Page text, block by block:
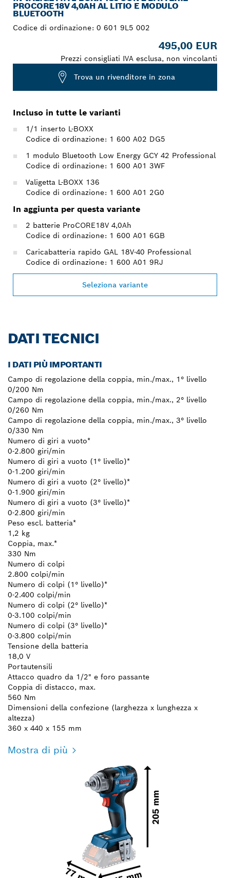
PROCORE18V 4,0AH AL LITIO E MODULO
BLUETOOTH
Codice di ordinazione: 0 601 9L5 002
495,00 EUR
Prezzi consigliati IVA esclusa, non vincolanti
Trova un rivenditore in zona
Incluso in tutte le varianti
1/1 inserto L-BOXX
Codice di ordinazione: 1 600 A02 DG5
1 modulo Bluetooth Low Energy GCY 42 Professional
Codice di ordinazione: 1 600 A01 3WF
Valigetta L-BOXX 136
Codice di ordinazione: 1 600 A01 2G0
In aggiunta per questa variante
2 batterie ProCORE18V 4,0Ah
Codice di ordinazione: 1 600 A01 6GB
Caricabatteria rapido GAL 18V-40 Professional
Codice di ordinazione: 1 600 A01 9RJ
Seleziona variante
DATI TECNICI
I DATI PIÙ IMPORTANTI
Campo di regolazione della coppia, min./max., 1° livello
0/200 Nm
Campo di regolazione della coppia, min./max., 2° livello
0/260 Nm
Campo di regolazione della coppia, min./max., 3° livello
0/330 Nm
Numero di giri a vuoto*
0-2.800 giri/min
Numero di giri a vuoto (1° livello)*
0-1.200 giri/min
Numero di giri a vuoto (2° livello)*
0-1.900 giri/min
Numero di giri a vuoto (3° livello)*
0-2.800 giri/min
Peso escl. batteria*
1,2 kg
Coppia, max.*
330 Nm
Numero di colpi
2.800 colpi/min
Numero di colpi (1° livello)*
0-2.400 colpi/min
Numero di colpi (2° livello)*
0-3.100 colpi/min
Numero di colpi (3° livello)*
0-3.800 colpi/min
Tensione della batteria
18,0 V
Portautensili
Attacco quadro da 1/2" e foro passante
Coppia di distacco, max.
560 Nm
Dimensioni della confezione (larghezza x lunghezza x
altezza)
360 x 440 x 155 mm
Mostra di più